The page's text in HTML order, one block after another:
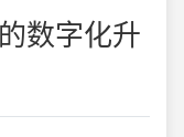
数字化升